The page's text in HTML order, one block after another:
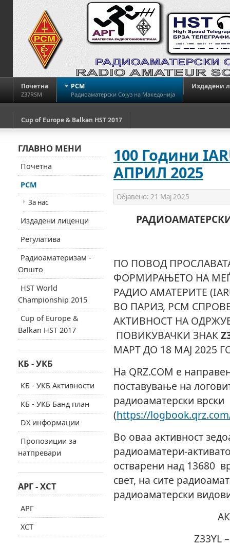
Почетна
Z37RSM
РСМ
Радиоаматерски Сојуз на Македонија
Издадени
Cup of Europe & Balkan HST 2017
100 Години
АПРИЛ 2025
Објавено: 21 Мај 2025
ПО ПОВОД
ФОРМИРАЊЕТО НА
РАДИО АМАТЕРИТЕ
ВО ПАРИЗ, РСМ
АКТИВНОСТ НА
ПОВИКУВАЧКИ ЗНАК
МАРТ ДО 18 МАЈ 2025
На QRZ.COM е
поставување на
радиоаматерски врски
(https://
Во оваа активност
радиоаматери-
остварени над 13680
свет, на сите
радиоаматерски
Z33YL
ГЛАВНО МЕНИ
Почетна
РСМ
За нас
Издадени лиценци
Регулатива
Радиоаматеризам -
Општо
HST World
Championship 2015
Cup of Europe &
Balkan HST 2017
КБ - УКБ
КБ - УКБ Активности
КБ - УКБ Банд план
DX информации
Пропозиции за
натпревари
АРГ - ХСТ
АРГ
ХСТ